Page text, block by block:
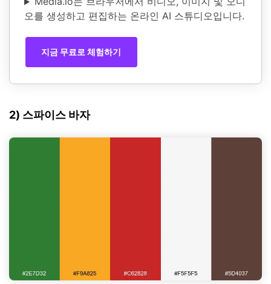
오를 생성하고 편집하는 온라인 AI 스튜디오입니다.
지금 무료로 체험하기
2) 스파이스 바자